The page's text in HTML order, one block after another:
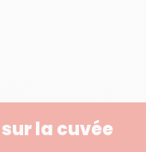
la cuvée